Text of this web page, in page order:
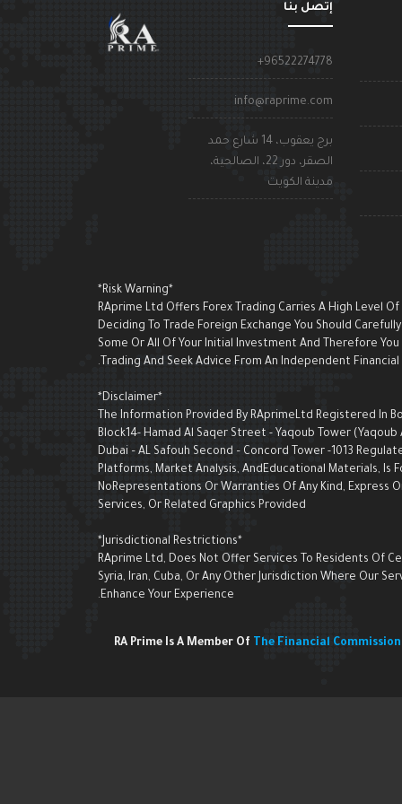
إتصل بنا
+96522274778
info@raprime.com
برج يعقوب، 14 شارع حمد
الصقر، دور 22، الصالحية،
مدينة الكويت
*Risk Warning*
RAprime Ltd Offers Forex Trading Carries A High Level
Deciding To Trade Foreign Exchange You Should
Some Or All Of Your Initial Investment And Therefore
Trading And Seek Advice From An Independent Financial
*Disclaimer*
The Information Provided By RAprimeLtd Registered In
Block14- Hamad Al Saqer Street - Yaqoub Tower
Dubai – AL Safouh Second – Concord Tower -1013
Platforms, Market Analysis, AndEducational Materials, Is
NoRepresentations Or Warranties Of Any Kind, Express
Services, Or Related Graphics Provided
*Jurisdictional Restrictions*
RAprime Ltd, Does Not Offer Services To Residents Of
Syria, Iran, Cuba, Or Any Other Jurisdiction Where Our
Enhance Your Experience.
RA Prime Is A Member Of The Financial